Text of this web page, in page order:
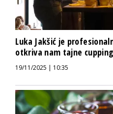
Luka Jakšić je
otkriva nam tajne
19/11/2025 | 10:35